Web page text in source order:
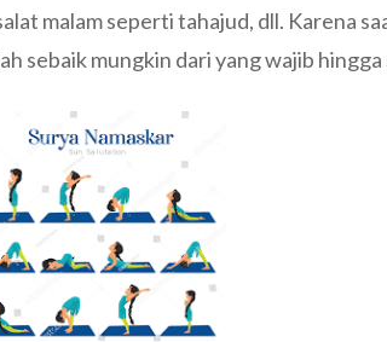
malam seperti tahajud, dll. Karena
sebaik mungkin dari yang wajib hingga